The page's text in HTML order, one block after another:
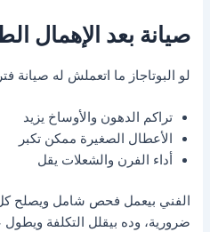
صيانة بعد الإهمال
لو البوتاجاز ما اتعملش له صيانة
تراكم الدهون والأوساخ يزيد
الأعطال الصغيرة ممكن تكبر
أداء الفرن والشعلات يقل
الفني بيعمل فحص شامل ويصلح
ضرورية، وده بيقلل التكلفة ويطول